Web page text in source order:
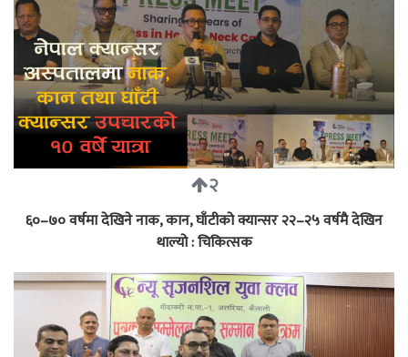
२
६०–७० वर्षमा देखिने नाक, कान, घाँटीको क्यान्सर २२–२५ वर्षमै देखिन
थाल्यो : चिकित्सक